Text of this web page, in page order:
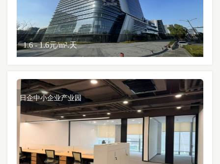
1.6 - 1.6元/m².天
日企中小企业产业园